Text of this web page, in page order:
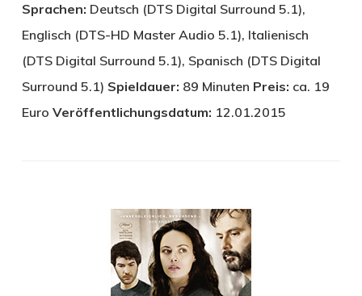
Sprachen: Deutsch (DTS Digital Surround 5.1),
Englisch (DTS-HD Master Audio 5.1), Italienisch
(DTS Digital Surround 5.1), Spanisch (DTS Digital
Surround 5.1) Spieldauer: 89 Minuten Preis: ca. 19
Euro Veröffentlichungsdatum: 12.01.2015